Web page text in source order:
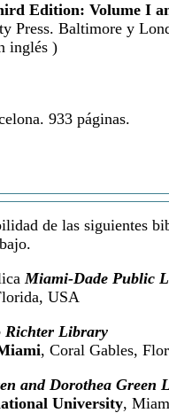
Edition: Volume I
Press. Baltimore y
inglés )
933 páginas.
de las siguientes
Miami-Dade Public
USA
Richter Library
, Coral Gables,
and Dorothea Green
University,